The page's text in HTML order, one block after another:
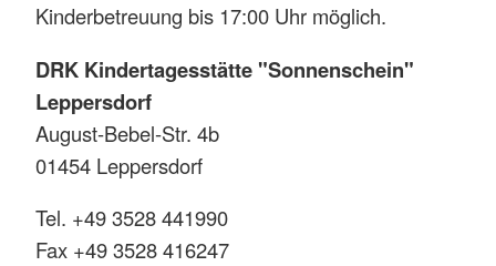
Kinderbetreuung bis 17:00 Uhr möglich.
DRK Kindertagesstätte "Sonnenschein"
Leppersdorf
August-Bebel-Str. 4b
01454 Leppersdorf
Tel. +49 3528 441990
Fax +49 3528 416247